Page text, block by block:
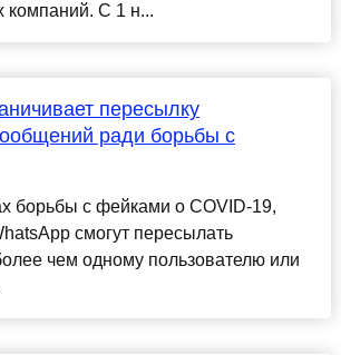
компаний. С 1 н...
пересылку
ради борьбы с
борьбы с фейками о COVID-19,
смогут пересылать
чем одному пользователю или